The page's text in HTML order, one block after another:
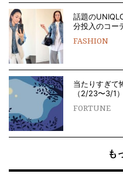
話題の
分投入のコー
FASHION
当たりすぎて
（2/23〜3/1
FORTUNE
も